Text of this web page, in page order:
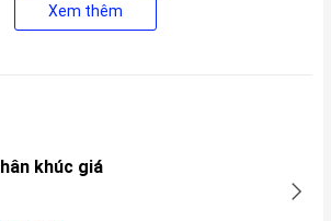
cao cấp, giúp trải nghiệm xem video và
Độ sáng màn hình được nâng cấp lên 1200
đáng chú ý trên chiếc điện thoại này.
Xem thêm
khúc giá